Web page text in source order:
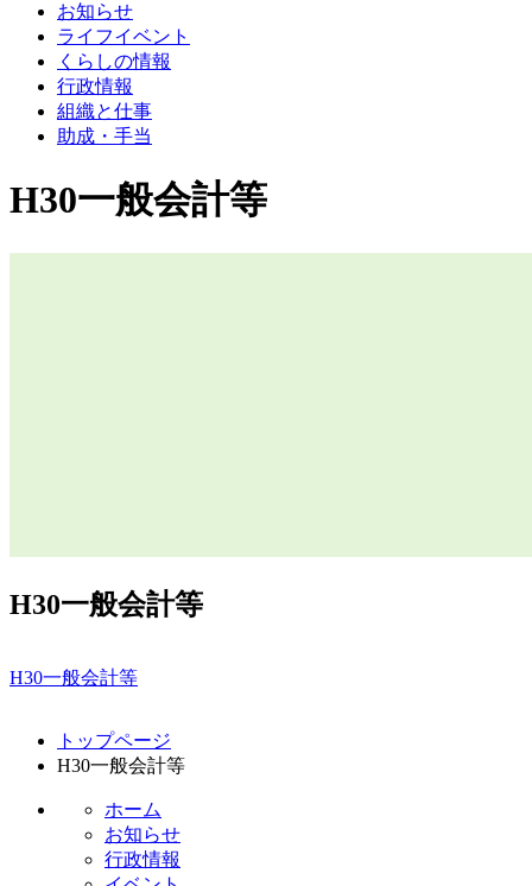
お知らせ
ライフイベント
くらしの情報
行政情報
組織と仕事
助成・手当
H30一般会計等
H30一般会計等
H30一般会計等
トップページ
H30一般会計等
ホーム
お知らせ
行政情報